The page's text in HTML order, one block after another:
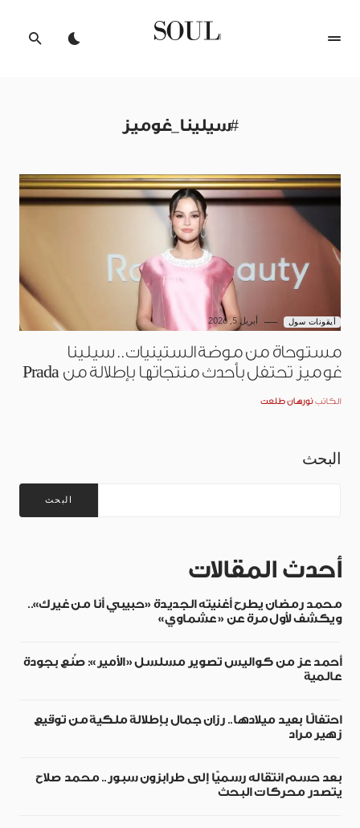
#سيلينا_غوميز
أيقونات سول أبريل 5, 2026
مستوحاة من موضة الستينيات.. سيلينا
غوميز تحتفل بأحدث منتجاتها بإطلالة من Prada
الكاتب نورهان طلعت
البحث
البحث
أحدث المقالات
محمد رمضان يطرح أغنيته الجديدة «حبيبي أنا من غيرك»..
ويكشف لأول مرة عن «عشماوي»
أحمد عز من كواليس تصوير مسلسل «الأمير»: صُنع بجودة
عالمية
احتفالًا بعيد ميلادها.. رزان جمال بإطلالة ملكية من توقيع
زهير مراد
بعد حسم انتقاله رسميًا إلى طرابزون سبور.. محمد صلاح
يتصدر محركات البحث